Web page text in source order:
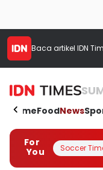
Baca artikel IDN
HomeFoodNews
For
You
Soccer